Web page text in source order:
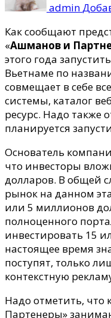
admin
Как сообщают
«Ашманов и
этого года
Вьетнаме по
совмещает в себе
системы, каталог
ресурс. Надо также
планируется
Основатель
что инвесторы
долларов. В общей
рынок на данном
или 5 миллионов
полноценного
инвестировать 15
настоящее время
поступят, только
контекстную
Надо отметить,
Партенеры»